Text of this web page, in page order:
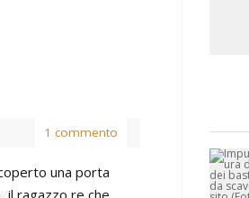
1 commento
una porta